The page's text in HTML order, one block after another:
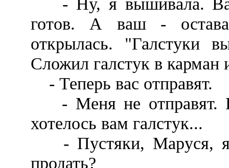
готов. А ваш -
открылась. "Галстуки
Сложил галстук в карман
- Теперь вас отправят.
- Меня не отправят.
хотелось вам галстук...
- Пустяки, Маруся, я
продать?